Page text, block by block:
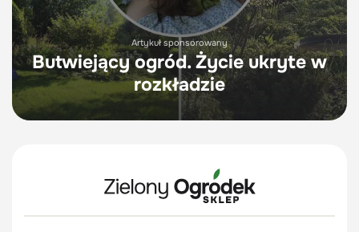
Artykuł sponsorowany
Butwiejący ogród. Życie ukryte w
rozkładzie